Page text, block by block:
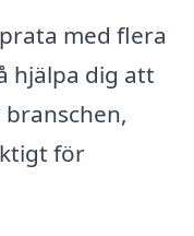
med flera
hjälpa dig att
för